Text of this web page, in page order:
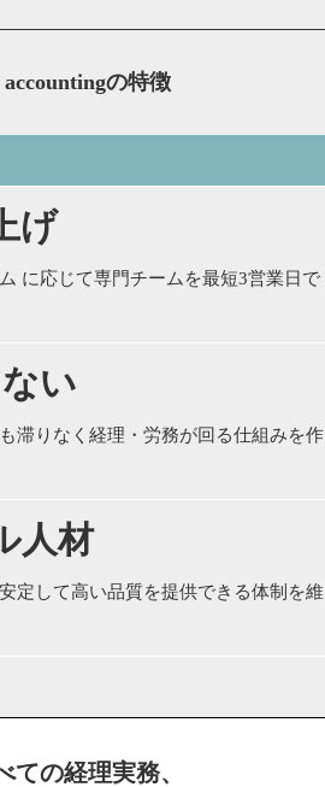
の特徴
げ
に応じて専門チームを最短3営業日で
い
滞りなく経理・労務が回る仕組みを作
人材
定して高い品質を提供できる体制を維
ての経理実務、